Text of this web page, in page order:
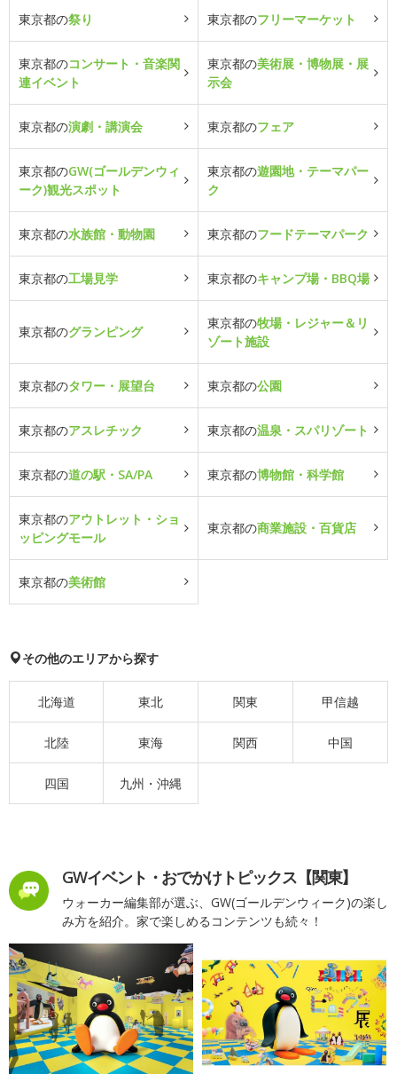
東京都の祭り 東京都のフリーマーケット
東京都のコンサート・音楽関
連イベント
東京都の美術展・博物展・展
示会
東京都の演劇・講演会 東京都のフェア
東京都のGW(ゴールデンウィ
ーク)観光スポット
東京都の遊園地・テーマパー
ク
東京都の水族館・動物園 東京都のフードテーマパーク
東京都の工場見学 東京都のキャンプ場・BBQ場
東京都のグランピング
東京都の牧場・レジャー＆リ
ゾート施設
東京都のタワー・展望台 東京都の公園
東京都のアスレチック 東京都の温泉・スパリゾート
東京都の道の駅・SA/PA 東京都の博物館・科学館
東京都のアウトレット・ショ
ッピングモール
東京都の商業施設・百貨店
東京都の美術館
その他のエリアから探す
北海道 東北 関東 甲信越
北陸 東海 関西 中国
四国 九州・沖縄
GWイベント・おでかけトピックス【関東】
ウォーカー編集部が選ぶ、GW(ゴールデンウィーク)の楽し
み方を紹介。家で楽しめるコンテンツも続々！